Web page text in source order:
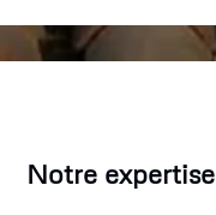
Notre expertise